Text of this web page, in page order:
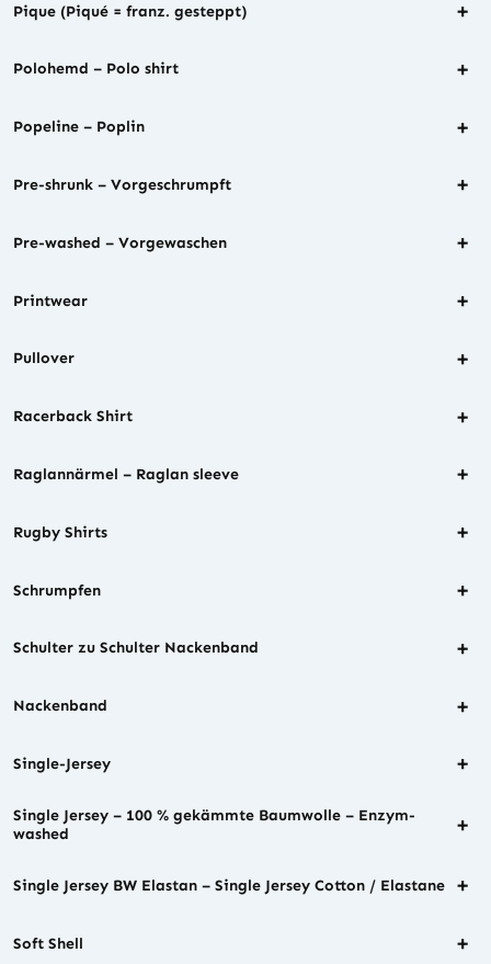
Pique (Piqué = franz. gesteppt) +
Polohemd – Polo shirt +
Popeline – Poplin +
Pre-shrunk – Vorgeschrumpft +
Pre-washed – Vorgewaschen +
Printwear +
Pullover +
Racerback Shirt +
Raglannärmel – Raglan sleeve +
Rugby Shirts +
Schrumpfen +
Schulter zu Schulter Nackenband +
Nackenband +
Single-Jersey +
Single Jersey – 100 % gekämmte Baumwolle – Enzym-
washed
+
Single Jersey BW Elastan – Single Jersey Cotton / Elastane +
Soft Shell +